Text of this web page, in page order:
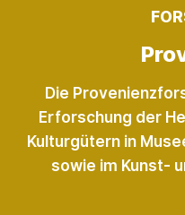
Die
Erforschung der
Kulturgütern in
sowie im Kunst-